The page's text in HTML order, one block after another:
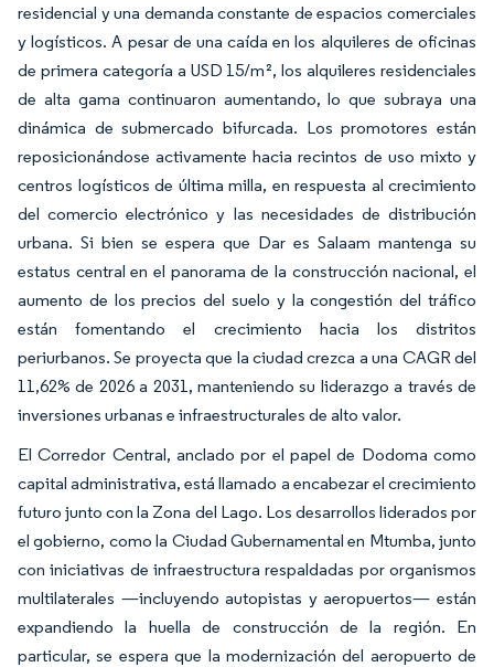
residencial y una demanda constante de espacios comerciales
y logísticos. A pesar de una caída en los alquileres de oficinas
de primera categoría a USD 15/m², los alquileres residenciales
de alta gama continuaron aumentando, lo que subraya una
dinámica de submercado bifurcada. Los promotores están
reposicionándose activamente hacia recintos de uso mixto y
centros logísticos de última milla, en respuesta al crecimiento
del comercio electrónico y las necesidades de distribución
urbana. Si bien se espera que Dar es Salaam mantenga su
estatus central en el panorama de la construcción nacional, el
aumento de los precios del suelo y la congestión del tráfico
están fomentando el crecimiento hacia los distritos
periurbanos. Se proyecta que la ciudad crezca a una CAGR del
11,62% de 2026 a 2031, manteniendo su liderazgo a través de
inversiones urbanas e infraestructurales de alto valor.
El Corredor Central, anclado por el papel de Dodoma como
capital administrativa, está llamado a encabezar el crecimiento
futuro junto con la Zona del Lago. Los desarrollos liderados por
el gobierno, como la Ciudad Gubernamental en Mtumba, junto
con iniciativas de infraestructura respaldadas por organismos
multilaterales —incluyendo autopistas y aeropuertos— están
expandiendo la huella de construcción de la región. En
particular, se espera que la modernización del aeropuerto de